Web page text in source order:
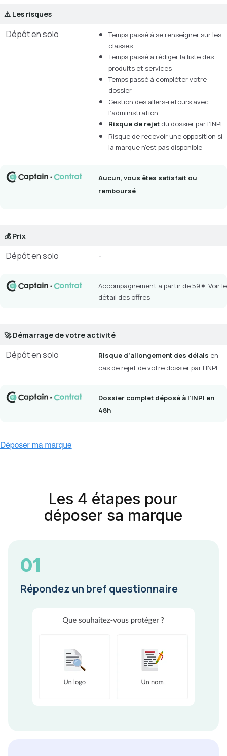
⚠️ Les risques
Dépôt en solo
Temps passé à se renseigner sur les
classes
Temps passé à rédiger la liste des
produits et services
Temps passé à compléter votre
dossier
Gestion des allers-retours avec
l’administration
Risque de rejet du dossier par l’INPI
Risque de recevoir une opposition si
la marque n’est pas disponible
Aucun, vous êtes satisfait ou
remboursé
💰 Prix
Dépôt en solo -
Accompagnement à partir de 59 €. Voir le
détail des offres
🚀 Démarrage de votre activité
Dépôt en solo Risque d’allongement des délais en
cas de rejet de votre dossier par l’INPI
Dossier complet déposé à l’INPI en
48h
Les 4 étapes pour
déposer sa marque
01
Répondez un bref questionnaire